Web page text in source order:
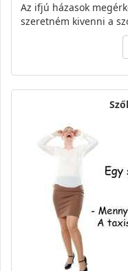
Az ifjú házasok
szeretném kivenni a